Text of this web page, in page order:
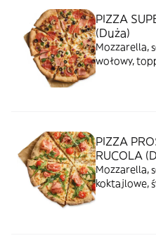
PIZZA
(Duża)
Mozzarella,
wołowy,
PIZZA
RUCOLA
Mozzarella,
koktajlowe,